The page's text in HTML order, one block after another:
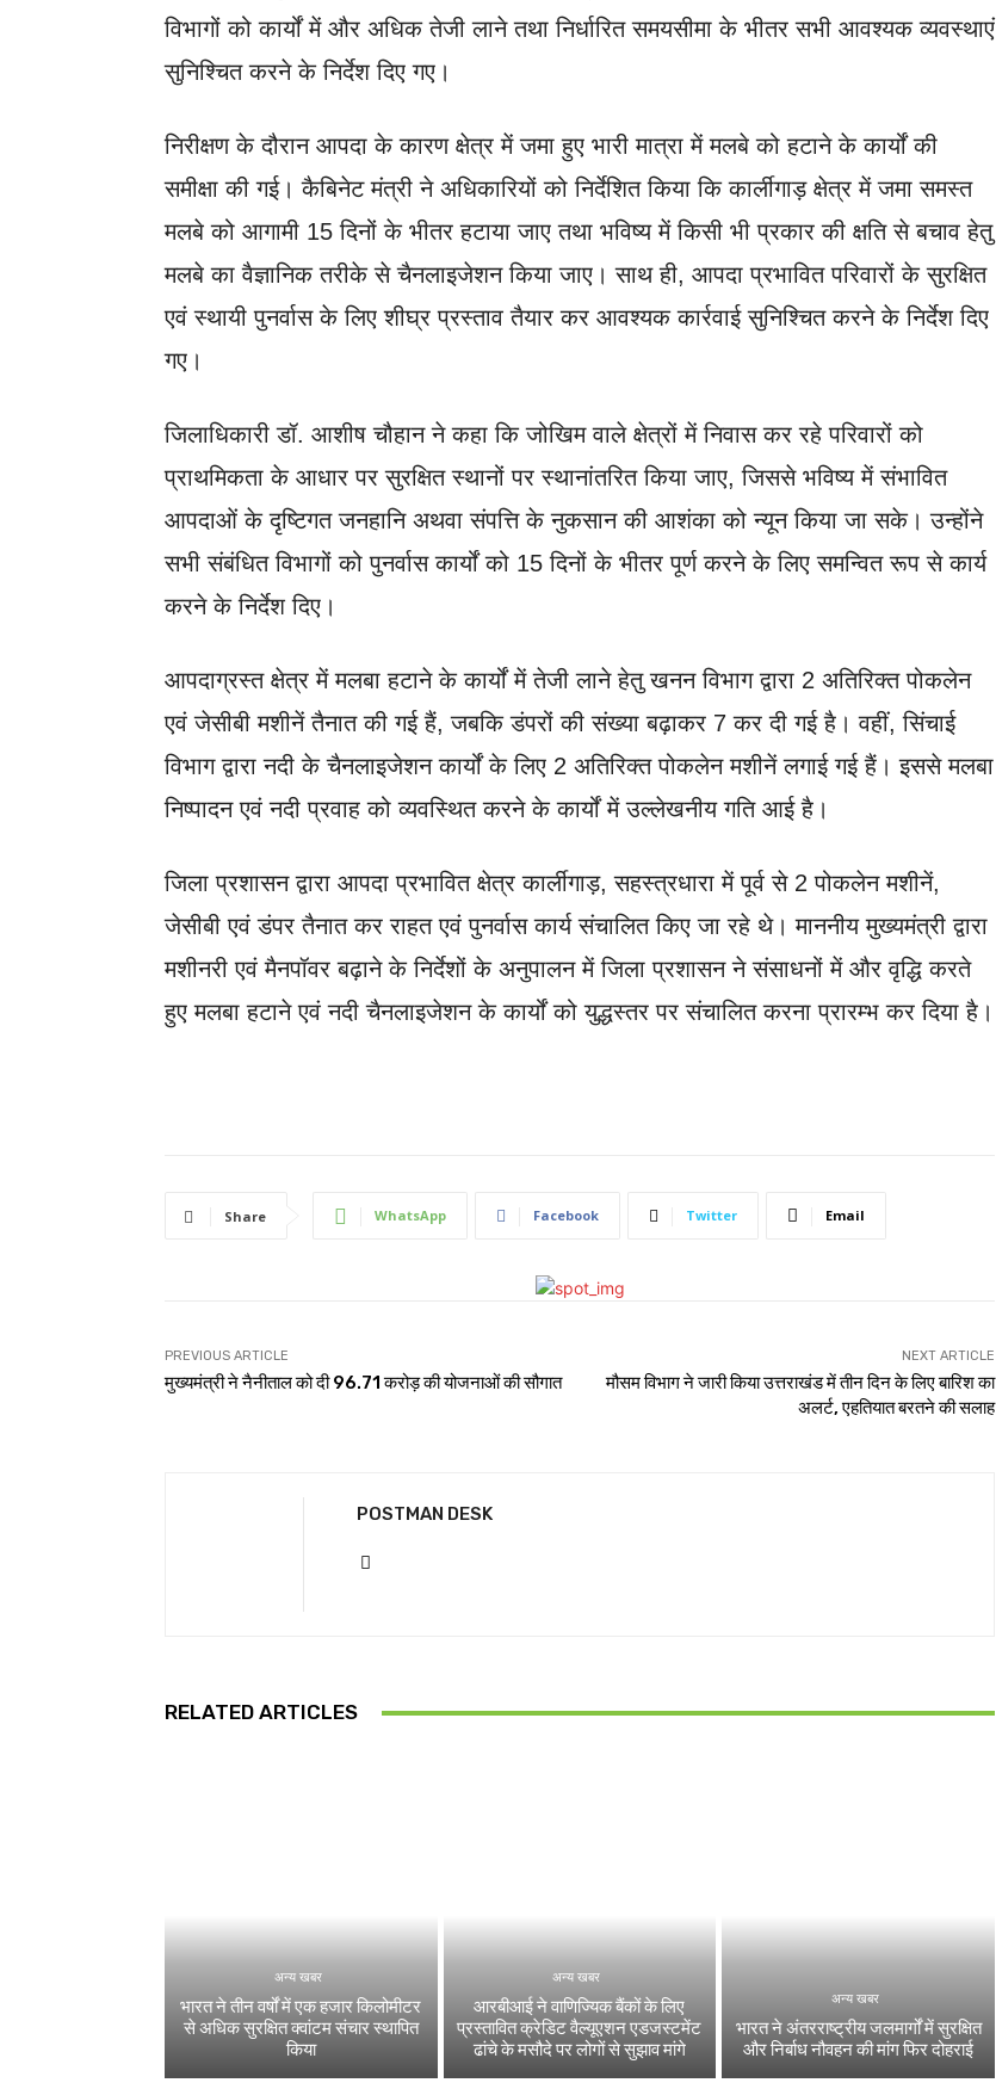
विभागों को कार्यों में और अधिक तेजी लाने तथा निर्धारित समयसीमा के भीतर सभी आवश्यक व्यवस्थाएं
सुनिश्चित करने के निर्देश दिए गए।
निरीक्षण के दौरान आपदा के कारण क्षेत्र में जमा हुए भारी मात्रा में मलबे को हटाने के कार्यों की
समीक्षा की गई। कैबिनेट मंत्री ने अधिकारियों को निर्देशित किया कि कार्लीगाड़ क्षेत्र में जमा समस्त
मलबे को आगामी 15 दिनों के भीतर हटाया जाए तथा भविष्य में किसी भी प्रकार की क्षति से बचाव हेतु
मलबे का वैज्ञानिक तरीके से चैनलाइजेशन किया जाए। साथ ही, आपदा प्रभावित परिवारों के सुरक्षित
एवं स्थायी पुनर्वास के लिए शीघ्र प्रस्ताव तैयार कर आवश्यक कार्रवाई सुनिश्चित करने के निर्देश दिए
गए।
जिलाधिकारी डॉ. आशीष चौहान ने कहा कि जोखिम वाले क्षेत्रों में निवास कर रहे परिवारों को
प्राथमिकता के आधार पर सुरक्षित स्थानों पर स्थानांतरित किया जाए, जिससे भविष्य में संभावित
आपदाओं के दृष्टिगत जनहानि अथवा संपत्ति के नुकसान की आशंका को न्यून किया जा सके। उन्होंने
सभी संबंधित विभागों को पुनर्वास कार्यों को 15 दिनों के भीतर पूर्ण करने के लिए समन्वित रूप से कार्य
करने के निर्देश दिए।
आपदाग्रस्त क्षेत्र में मलबा हटाने के कार्यों में तेजी लाने हेतु खनन विभाग द्वारा 2 अतिरिक्त पोकलेन
एवं जेसीबी मशीनें तैनात की गई हैं, जबकि डंपरों की संख्या बढ़ाकर 7 कर दी गई है। वहीं, सिंचाई
विभाग द्वारा नदी के चैनलाइजेशन कार्यों के लिए 2 अतिरिक्त पोकलेन मशीनें लगाई गई हैं। इससे मलबा
निष्पादन एवं नदी प्रवाह को व्यवस्थित करने के कार्यों में उल्लेखनीय गति आई है।
जिला प्रशासन द्वारा आपदा प्रभावित क्षेत्र कार्लीगाड़, सहस्त्रधारा में पूर्व से 2 पोकलेन मशीनें,
जेसीबी एवं डंपर तैनात कर राहत एवं पुनर्वास कार्य संचालित किए जा रहे थे। माननीय मुख्यमंत्री द्वारा
मशीनरी एवं मैनपॉवर बढ़ाने के निर्देशों के अनुपालन में जिला प्रशासन ने संसाधनों में और वृद्धि करते
हुए मलबा हटाने एवं नदी चैनलाइजेशन के कार्यों को युद्धस्तर पर संचालित करना प्रारम्भ कर दिया है।
Share WhatsApp Facebook Twitter Email
PREVIOUS ARTICLE
मुख्यमंत्री ने नैनीताल को दी 96.71 करोड़ की योजनाओं की सौगात
NEXT ARTICLE
मौसम विभाग ने जारी किया उत्तराखंड में तीन दिन के लिए बारिश का
अलर्ट, एहतियात बरतने की सलाह
POSTMAN DESK
RELATED ARTICLES
अन्य खबर
भारत ने तीन वर्षों में एक हजार किलोमीटर
से अधिक सुरक्षित क्वांटम संचार स्थापित
किया
अन्य खबर
आरबीआई ने वाणिज्यिक बैंकों के लिए
प्रस्तावित क्रेडिट वैल्यूएशन एडजस्टमेंट
ढांचे के मसौदे पर लोगों से सुझाव मांगे
अन्य खबर
भारत ने अंतरराष्ट्रीय जलमार्गों में सुरक्षित
और निर्बाध नौवहन की मांग फिर दोहराई